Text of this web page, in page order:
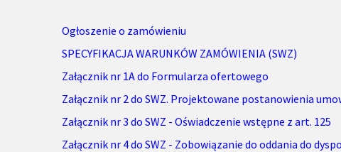
Ogłoszenie o zamówieniu
SPECYFIKACJA WARUNKÓW ZAMÓWIENIA (SWZ)
Załącznik nr 1A do Formularza ofertowego
Załącznik nr 2 do SWZ. Projektowane postanowienia
Załącznik nr 3 do SWZ - Oświadczenie wstępne z art. 125
Załącznik nr 4 do SWZ - Zobowiązanie do oddania do